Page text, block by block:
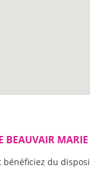
BEAUVAIR MARIE
du